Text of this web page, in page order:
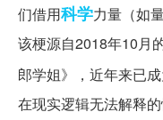
们借用科学力量（如
该梗源自2018年10月
郎学姐》，近年来已
在现实逻辑无法解释